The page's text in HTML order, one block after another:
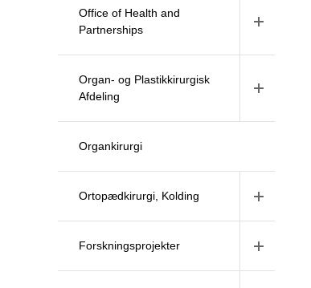
Office of Health and
Partnerships
Organ- og Plastikkirurgisk
Afdeling
Organkirurgi
Ortopædkirurgi, Kolding
Forskningsprojekter